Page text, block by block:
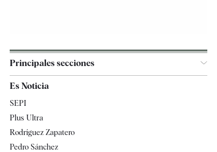
Principales secciones
Televisión
Es Noticia
SEPI
Plus Ultra
Rodríguez Zapatero
Pedro Sánchez